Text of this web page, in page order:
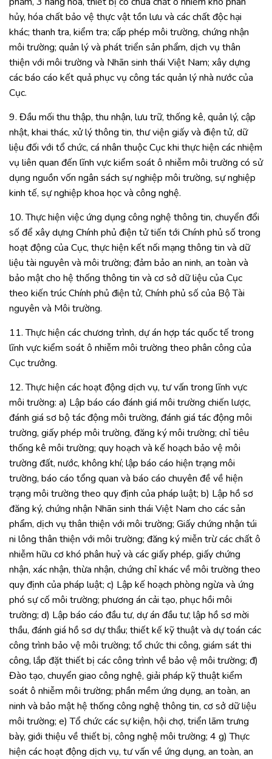
hủy, hóa chất bảo vệ thực vật tồn lưu và các chất độc hại
khác; thanh tra, kiểm tra; cấp phép môi trường, chứng nhận
môi trường; quản lý và phát triển sản phẩm, dịch vụ thân
thiện với môi trường và Nhãn sinh thái Việt Nam; xây dựng
các báo cáo kết quả phục vụ công tác quản lý nhà nước của
Cục.
9. Đầu mối thu thập, thu nhận, lưu trữ, thống kê, quản lý, cập
nhật, khai thác, xử lý thông tin, thư viện giấy và điện tử, dữ
liệu đối với tổ chức, cá nhân thuộc Cục khi thực hiện các nhiệm
vụ liên quan đến lĩnh vực kiểm soát ô nhiễm môi trường có sử
dụng nguồn vốn ngân sách sự nghiệp môi trường, sự nghiệp
kinh tế, sự nghiệp khoa học và công nghệ.
10. Thực hiện việc ứng dụng công nghệ thông tin, chuyển đổi
số để xây dựng Chính phủ điện tử tiến tới Chính phủ số trong
hoạt động của Cục, thực hiện kết nối mạng thông tin và dữ
liệu tài nguyên và môi trường; đảm bảo an ninh, an toàn và
bảo mật cho hệ thống thông tin và cơ sở dữ liệu của Cục
theo kiến trúc Chính phủ điện tử, Chính phủ số của Bộ Tài
nguyên và Môi trường.
11. Thực hiện các chương trình, dự án hợp tác quốc tế trong
lĩnh vực kiểm soát ô nhiễm môi trường theo phân công của
Cục trưởng.
12. Thực hiện các hoạt động dịch vụ, tư vấn trong lĩnh vực
môi trường: a) Lập báo cáo đánh giá môi trường chiến lược,
đánh giá sơ bộ tác động môi trường, đánh giá tác động môi
trường, giấy phép môi trường, đăng ký môi trường; chỉ tiêu
thống kê môi trường; quy hoạch và kế hoạch bảo vệ môi
trường đất, nước, không khí; lập báo cáo hiện trạng môi
trường, báo cáo tổng quan và báo cáo chuyên đề về hiện
trạng môi trường theo quy định của pháp luật; b) Lập hồ sơ
đăng ký, chứng nhận Nhãn sinh thái Việt Nam cho các sản
phẩm, dịch vụ thân thiện với môi trường; Giấy chứng nhận túi
ni lông thân thiện với môi trường; đăng ký miễn trừ các chất ô
nhiễm hữu cơ khó phân huỷ và các giấy phép, giấy chứng
nhận, xác nhận, thừa nhận, chứng chỉ khác về môi trường theo
quy định của pháp luật; c) Lập kế hoạch phòng ngừa và ứng
phó sự cố môi trường; phương án cải tạo, phục hồi môi
trường; d) Lập báo cáo đầu tư, dự án đầu tư; lập hồ sơ mời
thầu, đánh giá hồ sơ dự thầu; thiết kế kỹ thuật và dự toán các
công trình bảo vệ môi trường; tổ chức thi công, giám sát thi
công, lắp đặt thiết bị các công trình về bảo vệ môi trường; đ)
Đào tạo, chuyển giao công nghệ, giải pháp kỹ thuật kiểm
soát ô nhiễm môi trường; phần mềm ứng dụng, an toàn, an
ninh và bảo mật hệ thống công nghệ thông tin, cơ sở dữ liệu
môi trường; e) Tổ chức các sự kiện, hội chợ, triển lãm trưng
bày, giới thiệu về thiết bị, công nghệ môi trường; 4 g) Thực
hiện các hoạt động dịch vụ, tư vấn về ứng dụng, an toàn, an